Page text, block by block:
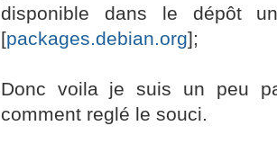
disponible dans le dépôt
[packages.debian.org];
Donc voila je suis un peu
comment reglé le souci.